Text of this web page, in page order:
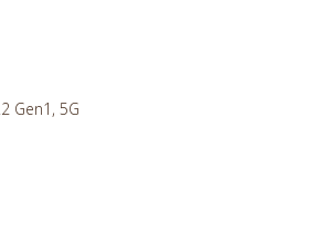
Gen1, 5G